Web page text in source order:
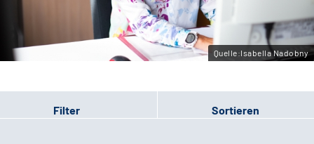
Leichte Sprache
Gebärdensprache
Quelle:Isabella Nadobny
Filter Sortieren